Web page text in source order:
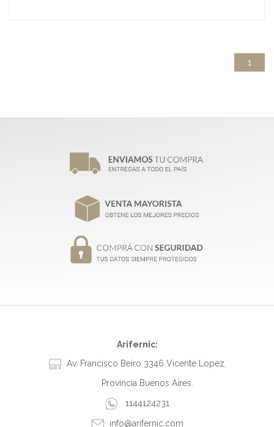
1
Arifernic:
Av. Francisco Beiro 3346 Vicente Lopez,
Provincia Buenos Aires.
1144124231
info@arifernic.com